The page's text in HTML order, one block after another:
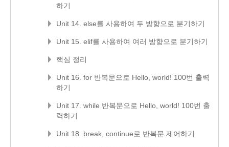
하기
Unit 14. else를 사용하여 두 방향으로 분기하기
Unit 15. elif를 사용하여 여러 방향으로 분기하기
핵심 정리
Unit 16. for 반복문으로 Hello, world! 100번 출력
하기
Unit 17. while 반복문으로 Hello, world! 100번 출
력하기
Unit 18. break, continue로 반복문 제어하기